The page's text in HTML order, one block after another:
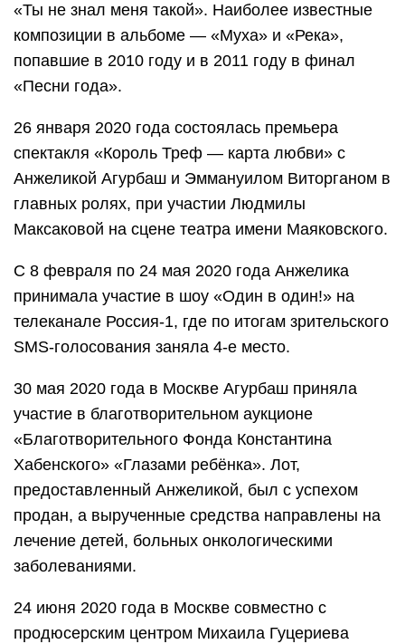
«Ты не знал меня такой». Наиболее известные
композиции в альбоме — «Муха» и «Река»,
попавшие в 2010 году и в 2011 году в финал
«Песни года».
26 января 2020 года состоялась премьера
спектакля «Король Треф — карта любви» с
Анжеликой Агурбаш и Эммануилом Виторганом в
главных ролях, при участии Людмилы
Максаковой на сцене театра имени Маяковского.
С 8 февраля по 24 мая 2020 года Анжелика
принимала участие в шоу «Один в один!» на
телеканале Россия-1, где по итогам зрительского
SMS-голосования заняла 4-е место.
30 мая 2020 года в Москве Агурбаш приняла
участие в благотворительном аукционе
«Благотворительного Фонда Константина
Хабенского» «Глазами ребёнка». Лот,
предоставленный Анжеликой, был с успехом
продан, а вырученные средства направлены на
лечение детей, больных онкологическими
заболеваниями.
24 июня 2020 года в Москве совместно с
продюсерским центром Михаила Гуцериева